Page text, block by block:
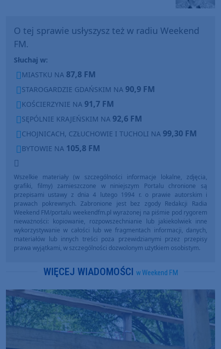
O tej sprawie usłyszysz też w radiu Weekend
FM.
Słuchaj w:
MIASTKU NA 87,8 FM
STAROGARDZIE GDAŃSKIM NA 90,9 FM
KOŚCIERZYNIE NA 91,7 FM
SĘPÓLNIE KRAJEŃSKIM NA 92,6 FM
CHOJNICACH, CZŁUCHOWIE I TUCHOLI NA 99,30 FM
BYTOWIE NA 105,8 FM
Wszelkie materiały (w szczególności informacje lokalne, zdjęcia,
grafiki, filmy) zamieszczone w niniejszym Portalu chronione są
przepisami ustawy z dnia 4 lutego 1994 r. o prawie autorskim i
prawach pokrewnych. Zabronione jest bez zgody Redakcji Radia
Weekend FM/portalu weekendfm.pl wyrażonej na piśmie pod rygorem
nieważności: kopiowanie, rozpowszechnianie lub jakiekolwiek inne
wykorzystywanie w całości lub we fragmentach informacji, danych,
materiałów lub innych treści poza przewidzianymi przez przepisy
prawa wyjątkami, w szczególności dozwolonym użytkiem osobistym.
WIĘCEJ WIADOMOŚCI w Weekend FM